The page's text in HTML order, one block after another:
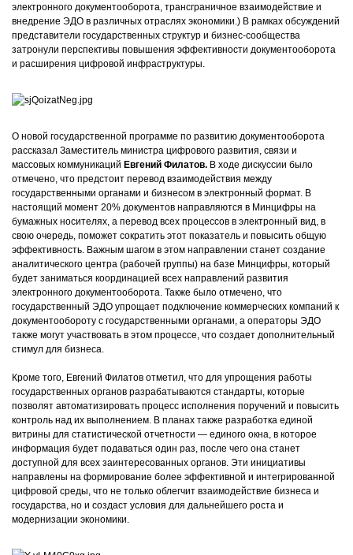
электронного документооборота, трансграничное взаимодействие и
внедрение ЭДО в различных отраслях экономики.) В рамках обсуждений
представители государственных структур и бизнес-сообщества
затронули перспективы повышения эффективности документооборота
и расширения цифровой инфраструктуры.
О новой государственной программе по развитию документооборота
рассказал Заместитель министра цифрового развития, связи и
массовых коммуникаций Евгений Филатов. В ходе дискуссии было
отмечено, что предстоит перевод взаимодействия между
государственными органами и бизнесом в электронный формат. В
настоящий момент 20% документов направляются в Минцифры на
бумажных носителях, а перевод всех процессов в электронный вид, в
свою очередь, поможет сократить этот показатель и повысить общую
эффективность. Важным шагом в этом направлении станет создание
аналитического центра (рабочей группы) на базе Минцифры, который
будет заниматься координацией всех направлений развития
электронного документооборота. Также было отмечено, что
государственный ЭДО упрощает подключение коммерческих компаний к
документообороту с государственными органами, а операторы ЭДО
также могут участвовать в этом процессе, что создает дополнительный
стимул для бизнеса.
Кроме того, Евгений Филатов отметил, что для упрощения работы
государственных органов разрабатываются стандарты, которые
позволят автоматизировать процесс исполнения поручений и повысить
контроль над их выполнением. В планах также разработка единой
витрины для статистической отчетности — единого окна, в которое
информация будет подаваться один раз, после чего она станет
доступной для всех заинтересованных органов. Эти инициативы
направлены на формирование более эффективной и интегрированной
цифровой среды, что не только облегчит взаимодействие бизнеса и
государства, но и создаст условия для дальнейшего роста и
модернизации экономики.